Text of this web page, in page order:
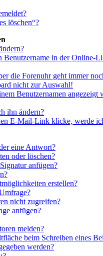
löschen“?
Benutzername in der Online-
die Forenuhr geht immer
nicht zur Auswahl!
Benutzernamen angezeigt
ihn ändern?
E-Mail-Link klicke, werde
eine Antwort?
oder löschen?
anfügen?
erstellen?
nicht zugreifen?
anfügen?
melden?
beim Schreiben eines
werden?